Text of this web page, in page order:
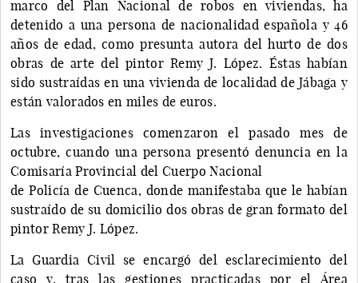
marco del Plan Nacional de robos en viviendas, ha
detenido a una persona de nacionalidad española y 46
años de edad, como presunta autora del hurto de dos
obras de arte del pintor Remy J. López. Éstas habían
sido sustraídas en una vivienda de localidad de Jábaga y
están valorados en miles de euros.
Las investigaciones comenzaron el pasado mes de
octubre, cuando una persona presentó denuncia en la
Comisaría Provincial del Cuerpo Nacional
de Policía de Cuenca, donde manifestaba que le habían
sustraído de su domicilio dos obras de gran formato del
pintor Remy J. López.
La Guardia Civil se encargó del esclarecimiento del
caso y, tras las gestiones practicadas por el Área